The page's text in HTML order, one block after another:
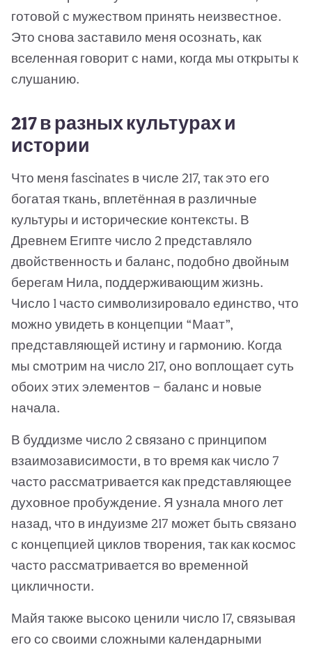
готовой с мужеством принять неизвестное.
Это снова заставило меня осознать, как
вселенная говорит с нами, когда мы открыты к
слушанию.
217 в разных культурах и
истории
Что меня fascinates в числе 217, так это его
богатая ткань, вплетённая в различные
культуры и исторические контексты. В
Древнем Египте число 2 представляло
двойственность и баланс, подобно двойным
берегам Нила, поддерживающим жизнь.
Число 1 часто символизировало единство, что
можно увидеть в концепции “Маат”,
представляющей истину и гармонию. Когда
мы смотрим на число 217, оно воплощает суть
обоих этих элементов — баланс и новые
начала.
В буддизме число 2 связано с принципом
взаимозависимости, в то время как число 7
часто рассматривается как представляющее
духовное пробуждение. Я узнала много лет
назад, что в индуизме 217 может быть связано
с концепцией циклов творения, так как космос
часто рассматривается во временной
цикличности.
Майя также высоко ценили число 17, связывая
его со своими сложными календарными